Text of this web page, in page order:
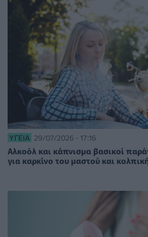
ΥΓΕΊΑ 29/07/2026 - 17:16
Αλκοόλ και κάπνισμα βασικοί
για καρκίνο του μαστού και